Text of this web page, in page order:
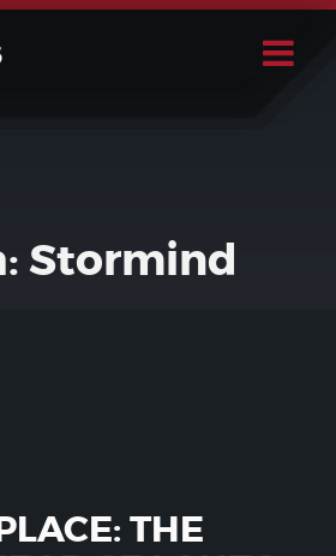
Stormind
THE